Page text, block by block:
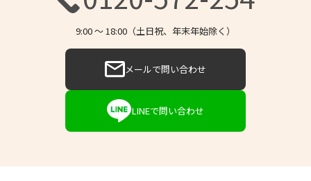
9:00 〜 18:00（土日祝、年末年始除く）
メールで問い合わせ
LINEで問い合わせ